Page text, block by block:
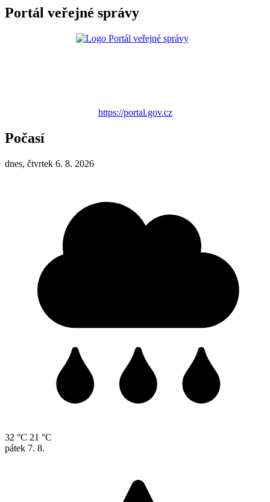
Portál veřejné správy
https://portal.gov.cz
Počasí
dnes, čtvrtek 6. 8. 2026
32 °C 21 °C
pátek 7. 8.